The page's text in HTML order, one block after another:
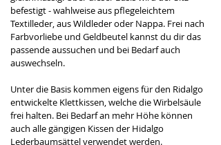
befestigt - wahlweise aus pflegeleichtem
Textilleder, aus Wildleder oder Nappa. Frei nach
Farbvorliebe und Geldbeutel kannst du dir das
passende aussuchen und bei Bedarf auch
auswechseln.
Unter die Basis kommen eigens für den Ridalgo
entwickelte Klettkissen, welche die Wirbelsäule
frei halten. Bei Bedarf an mehr Höhe können
auch alle gängigen Kissen der Hidalgo
Lederbaumsättel verwendet werden.